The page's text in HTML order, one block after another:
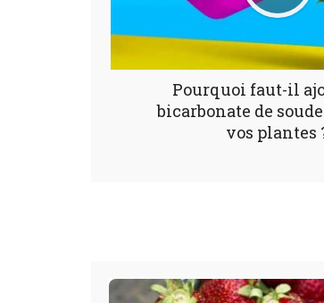
Pourquoi faut-il
bicarbonate de soude
vos plantes